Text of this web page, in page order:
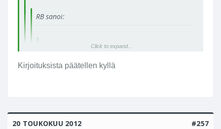
RB sanoi:
On tämä Leicahypetys kertakaikkiastansa
Niinpä, lapsillehan nuo leicat on tarkoitettu
hiekkalaatikoon mukaan otettavaksi...
Click to expand...
Kirjoituksista päätellen kyllä
20 TOUKOKUU 2012 #257